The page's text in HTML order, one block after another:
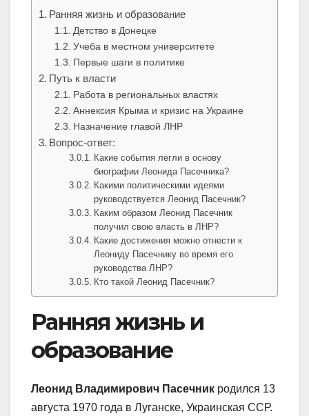
Ранняя жизнь и образование
Детство в Донецке
Учеба в местном университете
Первые шаги в политике
Путь к власти
Работа в региональных властях
Аннексия Крыма и кризис на Украине
Назначение главой ЛНР
Вопрос-ответ:
Какие события легли в основу
биографии Леонида Пасечника?
Какими политическими идеями
руководствуется Леонид Пасечник?
Каким образом Леонид Пасечник
получил свою власть в ЛНР?
Какие достижения можно отнести к
Леониду Пасечнику во время его
руководства ЛНР?
Кто такой Леонид Пасечник?
Ранняя жизнь и
образование
Леонид Владимирович Пасечник родился 13
августа 1970 года в Луганске, Украинская ССР.